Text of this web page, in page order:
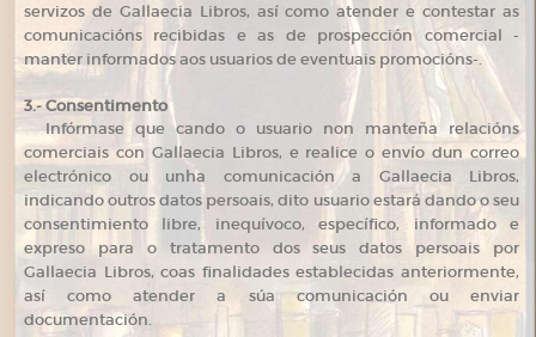
servizos de Gallaecia Libros, así como atender e contestar as
comunicacións recibidas e as de prospección comercial -
manter informados aos usuarios de eventuais promocións-.
3.- Consentimento
Infórmase que cando o usuario non manteña relacións
comerciais con Gallaecia Libros, e realice o envío dun correo
electrónico ou unha comunicación a Gallaecia Libros,
indicando outros datos persoais, dito usuario estará dando o seu
consentimiento libre, inequívoco, específico, informado e
expreso para o tratamento dos seus datos persoais por
Gallaecia Libros, coas finalidades establecidas anteriormente,
así como atender a súa comunicación ou enviar
documentación.